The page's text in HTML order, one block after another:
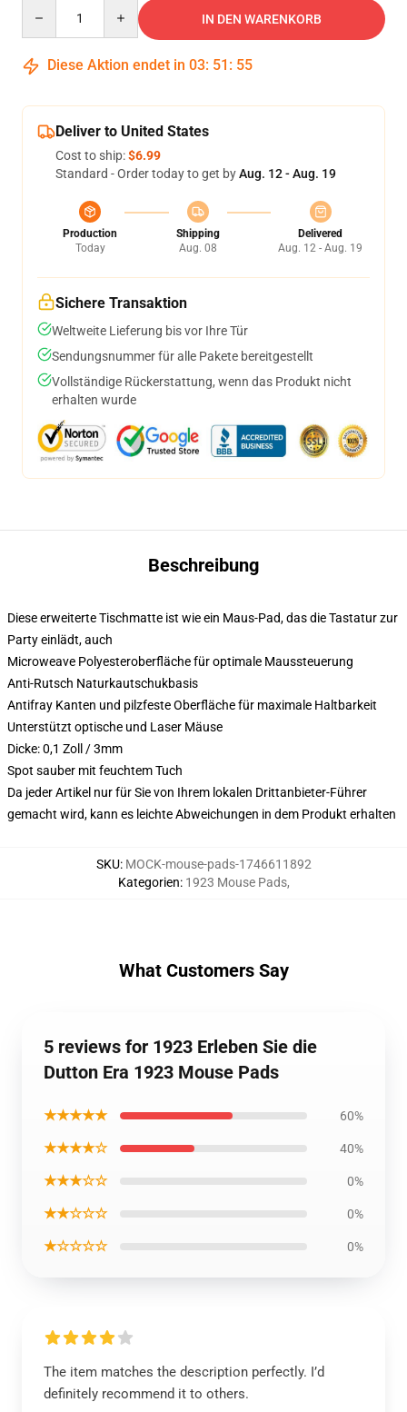
IN DEN WARENKORB
Diese Aktion endet in 03: 51 : 54
Deliver to United States
Cost to ship:$6.99
Standard - Order today to get byAug. 12 - Aug. 19
Production
Today
Shipping
Aug. 08
Delivered
Aug. 12 - Aug. 19
Sichere Transaktion
Weltweite Lieferung bis vor Ihre Tür
Sendungsnummer für alle Pakete bereitgestellt
Vollständige Rückerstattung, wenn das Produkt nicht
erhalten wurde
Beschreibung
Diese erweiterte Tischmatte ist wie ein Maus-Pad, das die Tastatur zur
Party einlädt, auch
Microweave Polyesteroberfläche für optimale Maussteuerung
Anti-Rutsch Naturkautschukbasis
Antifray Kanten und pilzfeste Oberfläche für maximale Haltbarkeit
Unterstützt optische und Laser Mäuse
Dicke: 0,1 Zoll / 3mm
Spot sauber mit feuchtem Tuch
Da jeder Artikel nur für Sie von Ihrem lokalen Drittanbieter-Führer
gemacht wird, kann es leichte Abweichungen in dem Produkt erhalten
SKU: MOCK-mouse-pads-1746611892
Kategorien: 1923 Mouse Pads,
What Customers Say
5 reviews for 1923 Erleben Sie die
Dutton Era 1923 Mouse Pads
★★★★★ 60%
★★★★☆ 40%
★★★☆☆ 0%
★★☆☆☆ 0%
★☆☆☆☆ 0%
The item matches the description perfectly. I’d
definitely recommend it to others.